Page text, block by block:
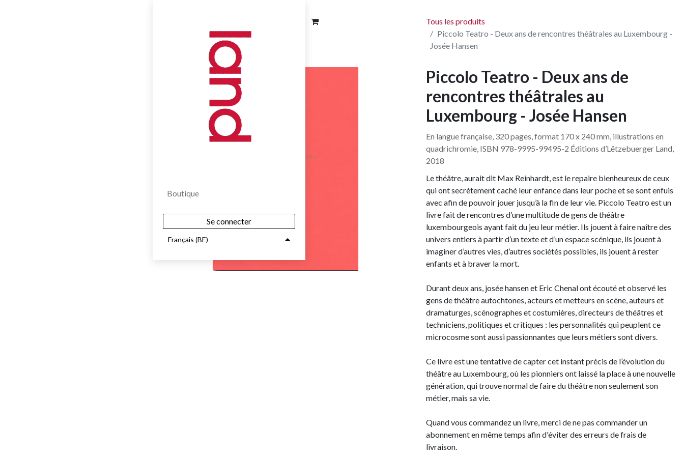
Boutique
Se connecter
Français (BE)
Tous les produits
Piccolo Teatro - Deux ans de rencontres théâtrales au Luxembourg -
Josée Hansen
Piccolo Teatro - Deux ans de
rencontres théâtrales au
Luxembourg - Josée Hansen
En langue française, 320 pages, format 170 x 240 mm, illustrations en
quadrichromie, ISBN 978-9995-99495-2 Éditions d’Lëtzebuerger Land,
2018
Le théâtre, aurait dit Max Reinhardt, est le repaire bienheureux de ceux
qui ont secrètement caché leur enfance dans leur poche et se sont enfuis
avec afin de pouvoir jouer jusqu’à la fin de leur vie. Piccolo Teatro est un
livre fait de rencontres d’une multitude de gens de théâtre
luxembourgeois ayant fait du jeu leur métier. Ils jouent à faire naître des
univers entiers à partir d’un texte et d’un espace scénique, ils jouent à
imaginer d’autres vies, d’autres sociétés possibles, ils jouent à rester
enfants et à braver la mort.
Durant deux ans, josée hansen et Eric Chenal ont écouté et observé les
gens de théâtre autochtones, acteurs et metteurs en scène, auteurs et
dramaturges, scénographes et costumières, directeurs de théâtres et
techniciens, politiques et critiques : les personnalités qui peuplent ce
microcosme sont aussi passionnantes que leurs métiers sont divers.
Ce livre est une tentative de capter cet instant précis de l’évolution du
théâtre au Luxembourg, où les pionniers ont laissé la place à une nouvelle
génération, qui trouve normal de faire du théâtre non seulement son
métier, mais sa vie.
Quand vous commandez un livre, merci de ne pas commander un
abonnement en même temps afin d'éviter des erreurs de frais de
livraison.